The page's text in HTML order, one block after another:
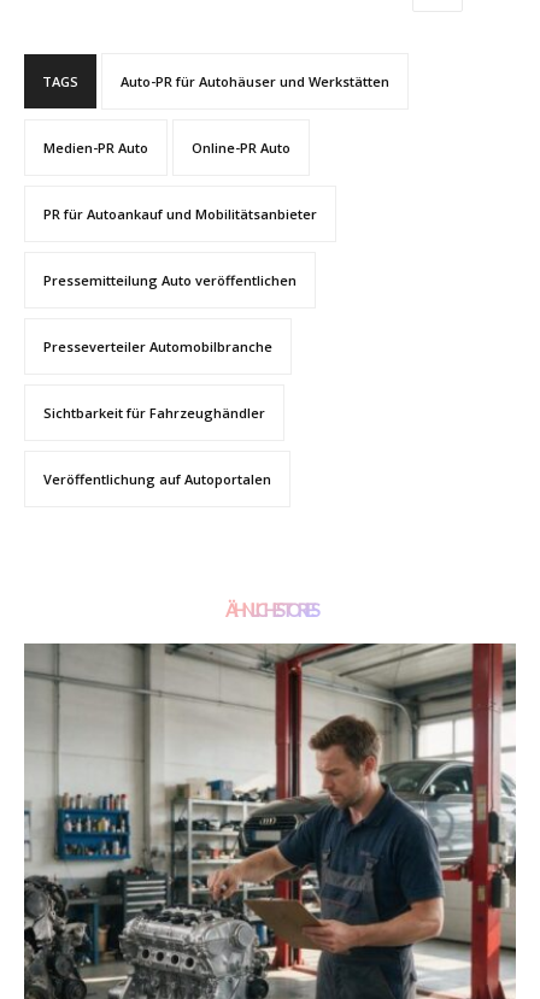
TAGS Auto-PR für Autohäuser und Werkstätten
Medien-PR Auto Online-PR Auto
PR für Autoankauf und Mobilitätsanbieter
Pressemitteilung Auto veröffentlichen
Presseverteiler Automobilbranche
Sichtbarkeit für Fahrzeughändler
Veröffentlichung auf Autoportalen
ÄHNLICHE STORIES